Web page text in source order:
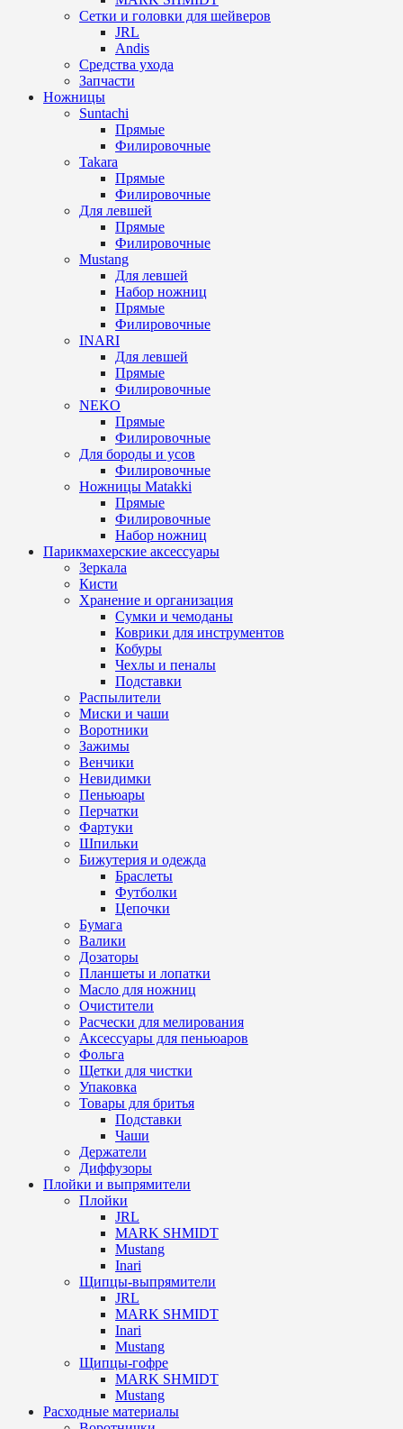
Сетки и головки для шейверов
JRL
Andis
Средства ухода
Запчасти
Ножницы
Suntachi
Прямые
Филировочные
Takara
Прямые
Филировочные
Для левшей
Прямые
Филировочные
Mustang
Для левшей
Набор ножниц
Прямые
Филировочные
INARI
Для левшей
Прямые
Филировочные
NEKO
Прямые
Филировочные
Для бороды и усов
Филировочные
Ножницы Matakki
Прямые
Филировочные
Набор ножниц
Парикмахерские аксессуары
Зеркала
Кисти
Хранение и организация
Сумки и чемоданы
Коврики для инструментов
Кобуры
Чехлы и пеналы
Подставки
Распылители
Миски и чаши
Воротники
Зажимы
Венчики
Невидимки
Пеньюары
Перчатки
Фартуки
Шпильки
Бижутерия и одежда
Браслеты
Футболки
Цепочки
Бумага
Валики
Дозаторы
Планшеты и лопатки
Масло для ножниц
Очистители
Расчески для мелирования
Аксессуары для пеньюаров
Фольга
Щетки для чистки
Упаковка
Товары для бритья
Подставки
Чаши
Держатели
Диффузоры
Плойки и выпрямители
Плойки
JRL
MARK SHMIDT
Mustang
Inari
Щипцы-выпрямители
JRL
MARK SHMIDT
Inari
Mustang
Щипцы-гофре
MARK SHMIDT
Mustang
Расходные материалы